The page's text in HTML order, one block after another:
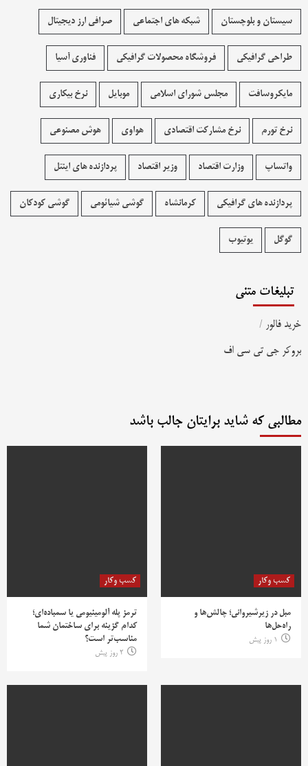
سیستان و بلوچستان شبکه های اجتماعی صرافی ارز دیجیتال
طراحی گرافیکی فروشگاه محصولات گرافيکی فناوری آسیا
مایکروسافت مجلس شورای اسلامی موبایل نرخ بیکاری
نرخ تورم نرخ مشارکت اقتصادی هواوی هوش مصنوعی
واتساپ وزارت اقتصاد وزیر اقتصاد پردازنده های اینتل
پردازنده های گرافیکی کرمانشاه گوشی شیائومی گوشی کودکان
گوگل یوتیوب
تبلیغات متنی
خرید فالور /
بروکر جی تی سی اف
مطالبی که شاید برایتان جالب باشد
کسب وکار
مبل در زیرشیروانی؛ چالش‌ها و
راه‌حل‌ها
1 روز پیش
کسب وکار
ترمز پله آلومینیومی یا سمباده‌ای؛
کدام گزینه برای ساختمان شما
مناسب‌تر است؟
2 روز پیش